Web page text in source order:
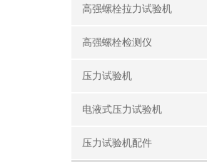
高强螺栓拉力试验机
高强螺栓检测仪
压力试验机
电液式压力试验机
压力试验机配件